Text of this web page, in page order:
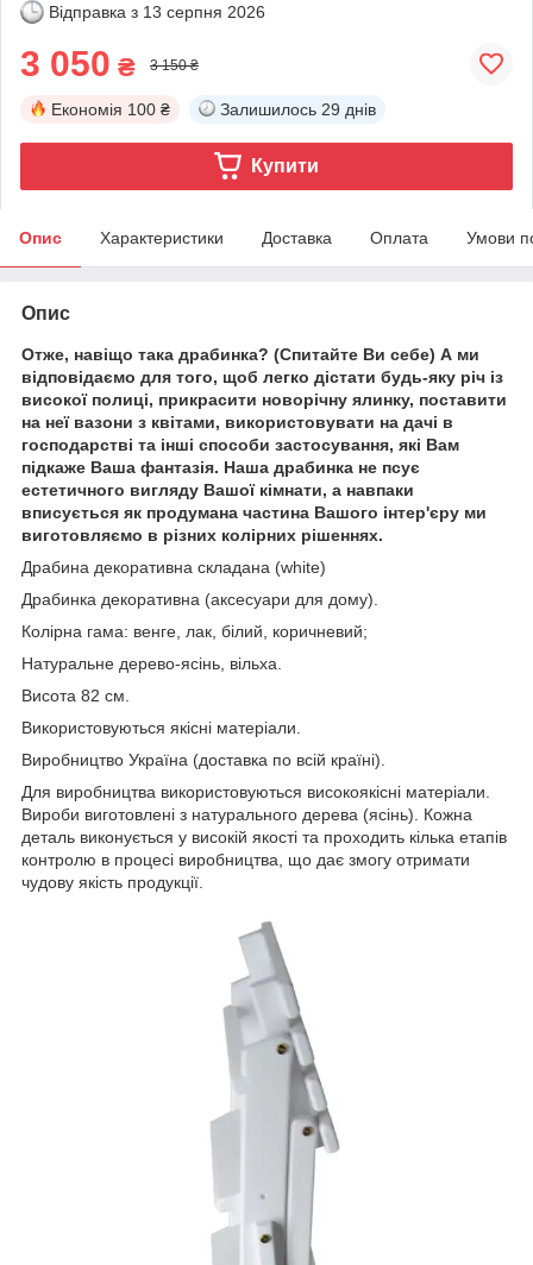
Відправка з 13 серпня 2026
3 050 ₴ 3 150 ₴
Економія 100 ₴ Залишилось 29 днів
Купити
Опис Характеристики Доставка Оплата Умови
Опис
Отже, навіщо така драбинка? (Спитайте Ви себе) А ми
відповідаємо для того, щоб легко дістати будь-яку річ із
високої полиці, прикрасити новорічну ялинку, поставити
на неї вазони з квітами, використовувати на дачі в
господарстві та інші способи застосування, які Вам
підкаже Ваша фантазія. Наша драбинка не псує
естетичного вигляду Вашої кімнати, а навпаки
вписується як продумана частина Вашого інтер'єру ми
виготовляємо в різних колірних рішеннях.
Драбина декоративна складана (white)
Драбинка декоративна (аксесуари для дому).
Колірна гама: венге, лак, білий, коричневий;
Натуральне дерево-ясінь, вільха.
Висота 82 см.
Використовуються якісні матеріали.
Виробництво Україна (доставка по всій країні).
Для виробництва використовуються високоякісні матеріали.
Вироби виготовлені з натурального дерева (ясінь). Кожна
деталь виконується у високій якості та проходить кілька етапів
контролю в процесі виробництва, що дає змогу отримати
чудову якість продукції.